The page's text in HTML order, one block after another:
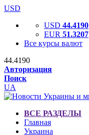
USD
USD 44.4190
EUR 51.3207
Все курсы валют
44.4190
Авторизация
Поиск
UA
ВСЕ РАЗДЕЛЫ
Главная
Украина